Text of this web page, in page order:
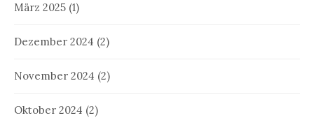
März 2025 (1)
Dezember 2024 (2)
November 2024 (2)
Oktober 2024 (2)